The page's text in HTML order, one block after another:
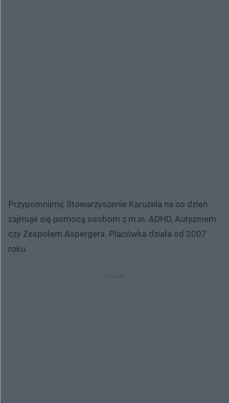
Przypomnijmy, Stowarzyszenie Karuzela na co dzień
zajmuje się pomocą osobom z m.in. ADHD, Autyzmem
czy Zespołem Aspergera. Placówka działa od 2007
roku.